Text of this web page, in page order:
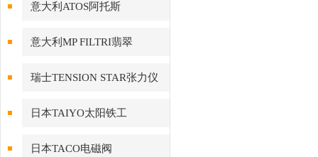
意大利ATOS阿托斯
意大利MP FILTRI翡翠
瑞士TENSION STAR张力仪
日本TAIYO太阳铁工
日本TACO电磁阀